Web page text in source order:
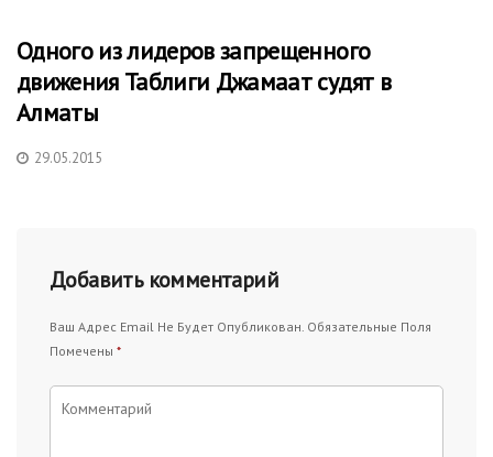
Одного из лидеров запрещенного
движения Таблиги Джамаат судят в
Алматы
29.05.2015
Добавить комментарий
Ваш Адрес Email Не Будет Опубликован. Обязательные Поля
Помечены *